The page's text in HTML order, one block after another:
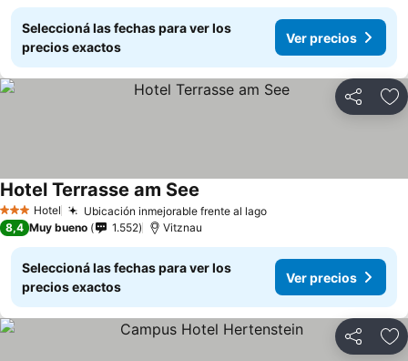
Seleccioná las fechas para ver los
precios exactos
Ver precios
Compartir
3 Estrellas
Hotel Ubicación inmejorable frente al lago
Hotel Terrasse am See
8,4 Muy bueno 1.552 Vitznau
Seleccioná las fechas para ver los
precios exactos
Ver precios
Compartir